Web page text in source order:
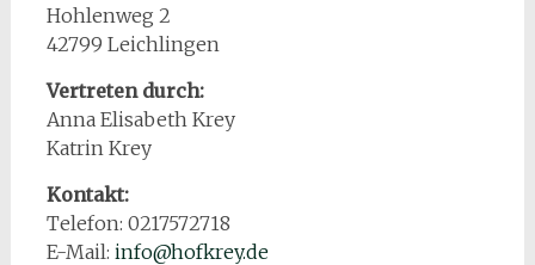
Hohlenweg 2
42799 Leichlingen
Vertreten durch:
Anna Elisabeth Krey
Katrin Krey
Kontakt:
Telefon: 0217572718
E-Mail: info@hofkrey.de